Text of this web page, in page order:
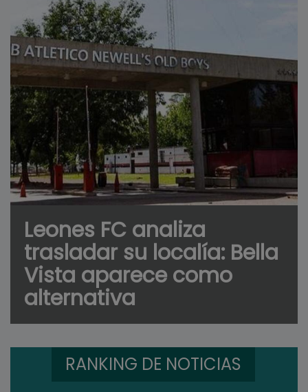
Leones FC analiza
trasladar su localía: Bella
Vista aparece como
alternativa
RANKING DE NOTICIAS